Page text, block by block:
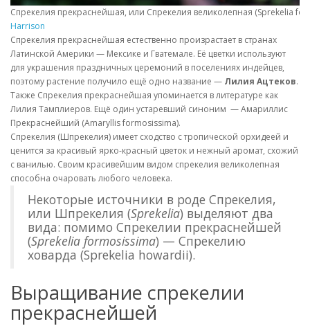
Спрекелия прекраснейшая, или Спрекелия великолепная (Sprekelia
Harrison
Спрекелия прекраснейшая естественно произрастает в странах
Латинской Америки — Мексике и Гватемале. Её цветки используют
для украшения праздничных церемоний в поселениях индейцев,
поэтому растение получило ещё одно название — Лилия Ацтеков.
Также Спрекелия прекраснейшая упоминается в литературе как
Лилия Тамплиеров. Ещё один устаревший синоним — Амариллис
Прекраснейший (Amaryllis formosissima).
Спрекелия (Шпрекелия) имеет сходство с тропической орхидеей и
ценится за красивый ярко-красный цветок и нежный аромат, схожий
с ванилью. Своим красивейшим видом спрекелия великолепная
способна очаровать любого человека.
Некоторые источники в роде Спрекелия,
или Шпрекелия (Sprekelia) выделяют два
вида: помимо Спрекелии прекраснейшей
(Sprekelia formosissima) — Спрекелию
ховарда (Sprekelia howardii).
Выращивание спрекелии
прекраснейшей